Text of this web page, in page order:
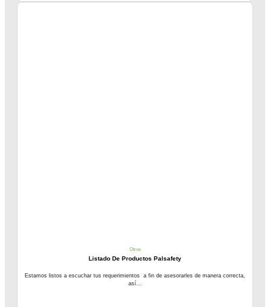
Otros
Listado De Productos Palsafety
Estamos listos a escuchar tus requerimientos a fin de asesorarles de manera correcta,
así...